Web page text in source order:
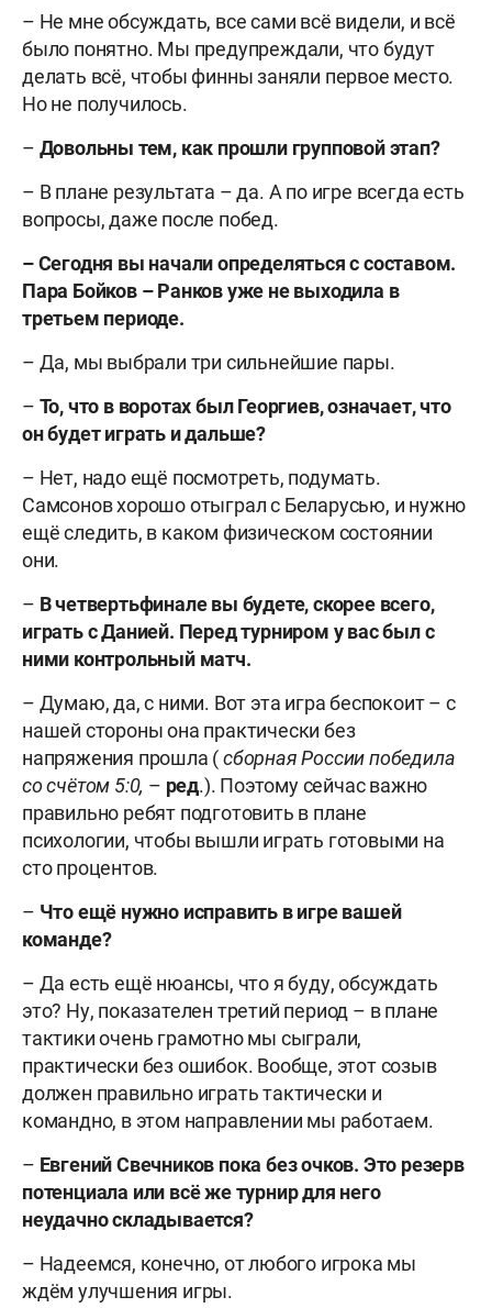
– Не мне обсуждать, все сами всё видели, и всё
было понятно. Мы предупреждали, что будут
делать всё, чтобы финны заняли первое место.
Но не получилось.
– Довольны тем, как прошли групповой этап?
– В плане результата – да. А по игре всегда есть
вопросы, даже после побед.
– Сегодня вы начали определяться с составом.
Пара Бойков – Ранков уже не выходила в
третьем периоде.
– Да, мы выбрали три сильнейшие пары.
– То, что в воротах был Георгиев, означает, что
он будет играть и дальше?
– Нет, надо ещё посмотреть, подумать.
Самсонов хорошо отыграл с Беларусью, и нужно
ещё следить, в каком физическом состоянии
они.
– В четвертьфинале вы будете, скорее всего,
играть с Данией. Перед турниром у вас был с
ними контрольный матч.
– Думаю, да, с ними. Вот эта игра беспокоит – с
нашей стороны она практически без
напряжения прошла (сборная России победила
со счётом 5:0, – ред.). Поэтому сейчас важно
правильно ребят подготовить в плане
психологии, чтобы вышли играть готовыми на
сто процентов.
– Что ещё нужно исправить в игре вашей
команде?
– Да есть ещё нюансы, что я буду, обсуждать
это? Ну, показателен третий период – в плане
тактики очень грамотно мы сыграли,
практически без ошибок. Вообще, этот созыв
должен правильно играть тактически и
командно, в этом направлении мы работаем.
– Евгений Свечников пока без очков. Это резерв
потенциала или всё же турнир для него
неудачно складывается?
– Надеемся, конечно, от любого игрока мы
ждём улучшения игры.